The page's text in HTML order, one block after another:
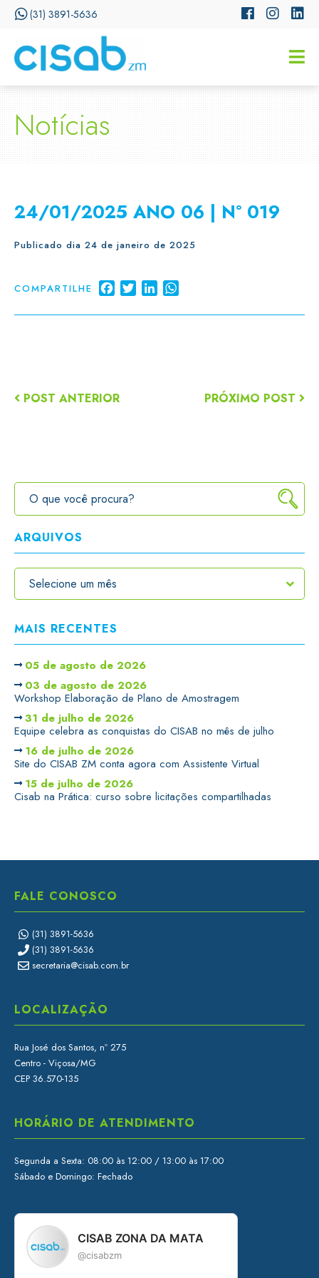
(31) 3891-5636
Notícias
24/01/2025 ANO 06 | N° 019
Publicado dia 24 de janeiro de 2025
COMPARTILHE FacebookTwitterLinkedIn
POST ANTERIOR PRÓXIMO POST
ARQUIVOS
MAIS RECENTES
05 de agosto de 2026
03 de agosto de 2026
Workshop Elaboração de Plano de Amostragem
31 de julho de 2026
Equipe celebra as conquistas do CISAB no mês de julho
16 de julho de 2026
Site do CISAB ZM conta agora com Assistente Virtual
15 de julho de 2026
Cisab na Prática: curso sobre licitações compartilhadas
FALE CONOSCO
(31) 3891-5636
(31) 3891-5636
secretaria@cisab.com.br
LOCALIZAÇÃO
Rua José dos Santos, nº 275
Centro - Viçosa/MG
CEP 36.570-135
HORÁRIO DE ATENDIMENTO
Segunda a Sexta: 08:00 às 12:00 / 13:00 às 17:00
Sábado e Domingo: Fechado
CISAB ZONA DA MATA
@cisabzm
CISSA